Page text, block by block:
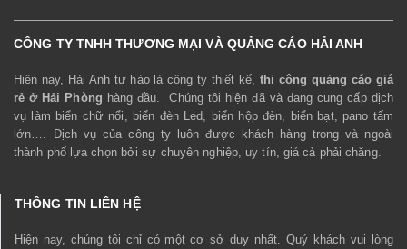
CÔNG TY TNHH THƯƠNG MẠI VÀ QUẢNG CÁO HẢI ANH
Hiện nay, Hải Anh tự hào là công ty thiết kế, thi công quảng cáo giá
rẻ ở Hải Phòng hàng đầu. Chúng tôi hiện đã và đang cung cấp dịch
vụ làm biển chữ nổi, biển đèn Led, biển hộp đèn, biển bạt, pano tấm
lớn…. Dịch vụ của công ty luôn được khách hàng trong và ngoài
thành phố lựa chọn bởi sự chuyên nghiệp, uy tín, giá cả phải chăng.
THÔNG TIN LIÊN HỆ
Hiện nay, chúng tôi chỉ có một cơ sở duy nhất. Quý khách vui lòng